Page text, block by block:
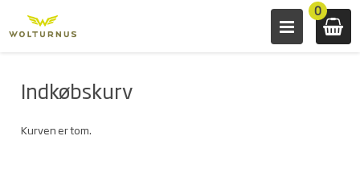
0
Indkøbskurv
Kurven er tom.